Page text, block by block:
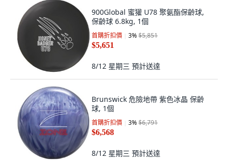
900Global 蜜獾 U78 聚氨酯保齡球,
保齡球 6.8kg, 1個
首購折扣價 3%$5,851
$5,651
8/12 星期三 預計送達
Brunswick 危險地帶 紫色冰晶 保齡
球, 1個
首購折扣價 3%$6,791
$6,568
8/12 星期三 預計送達